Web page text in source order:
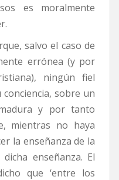
es moralmente
salvo el caso de
errónea (y por
ningún fiel
sobre un
y por tanto
mientras no haya
la enseñanza de la
enseñanza. El
que ‘entre los